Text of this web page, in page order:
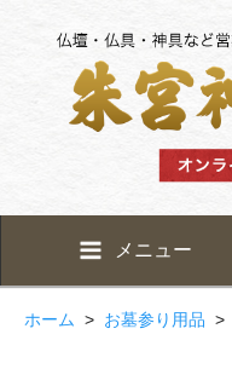
メニュー
ホーム > お墓参り用品 >